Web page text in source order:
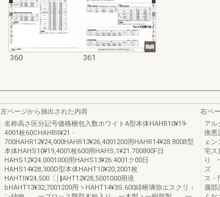
360 361
左ページから抽出された内容
名称高さ区分記号価格梱包入数ホワイトA型本体HAHR10¥19‐
4001枚60CHAHRll¥21・
700HAHR12¥24,000HAHR13¥26,4001200用HAHR14¥28.800B型
本体HAHS10¥19,4001枚600用HAHS,1¥21.700800F日
HAHS12¥24.0001000用HAHS13¥26.4001ク00日
HAHS14¥28,300D型本体HAHT10¥20,2001枚
HAHTll¥24,500〔￨‖AHT12¥28,5001000用境
bHAHT13¥32,7001200用ヽHAHT14¥3S.600緋晰璃弥エスクリ︲
右ペ
アル
換悪
ェ
宅ス
り
ズ
ス・
属部